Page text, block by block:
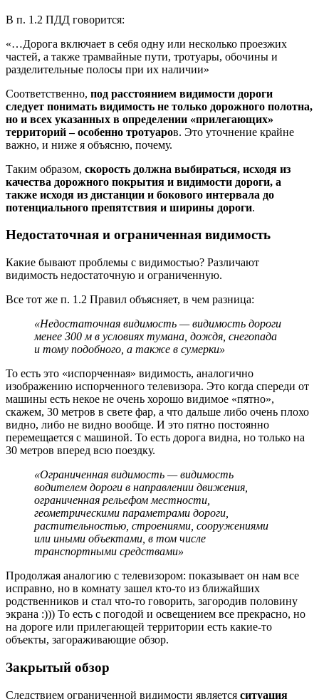
В п. 1.2 ПДД говорится:
«…Дорога включает в себя одну или несколько проезжих
частей, а также трамвайные пути, тротуары, обочины и
разделительные полосы при их наличии»
Соответственно, под расстоянием видимости дороги
следует понимать видимость не только дорожного полотна,
но и всех указанных в определении «прилегающих»
территорий – особенно тротуаров. Это уточнение крайне
важно, и ниже я объясню, почему.
Таким образом, скорость должна выбираться, исходя из
качества дорожного покрытия и видимости дороги, а
также исходя из дистанции и бокового интервала до
потенциального препятствия и ширины дороги.
Недостаточная и ограниченная видимость
Какие бывают проблемы с видимостью? Различают
видимость недостаточную и ограниченную.
Все тот же п. 1.2 Правил объясняет, в чем разница:
«Недостаточная видимость — видимость дороги
менее 300 м в условиях тумана, дождя, снегопада
и тому подобного, а также в сумерки»
То есть это «испорченная» видимость, аналогично
изображению испорченного телевизора. Это когда спереди от
машины есть некое не очень хорошо видимое «пятно»,
скажем, 30 метров в свете фар, а что дальше либо очень плохо
видно, либо не видно вообще. И это пятно постоянно
перемещается с машиной. То есть дорога видна, но только на
30 метров вперед всю поездку.
«Ограниченная видимость — видимость
водителем дороги в направлении движения,
ограниченная рельефом местности,
геометрическими параметрами дороги,
растительностью, строениями, сооружениями
или иными объектами, в том числе
транспортными средствами»
Продолжая аналогию с телевизором: показывает он нам все
исправно, но в комнату зашел кто-то из ближайших
родственников и стал что-то говорить, загородив половину
экрана :))) То есть с погодой и освещением все прекрасно, но
на дороге или прилегающей территории есть какие-то
объекты, загораживающие обзор.
Закрытый обзор
Следствием ограниченной видимости является ситуация